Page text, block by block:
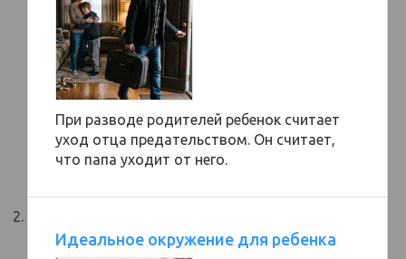
При разводе родителей ребенок считает
уход отца предательством. Он считает,
что папа уходит от него.
Идеальное окружение для ребенка